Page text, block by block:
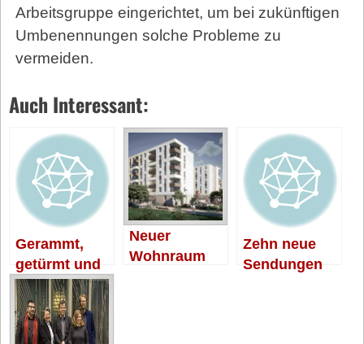
Arbeitsgruppe eingerichtet, um bei zukünftigen
Um­be­nen­nun­gen solche Probleme zu
vermeiden.
Auch Interessant:
Gerammt,
getürmt und
dann
geschnappt
Neuer
Wohnraum
Zehn neue
Sendungen